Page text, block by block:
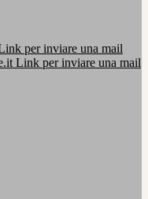
per inviare una mail
Link per inviare una mail